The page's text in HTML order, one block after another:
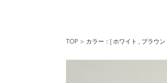
TOP カラー：[ ホワイト , ブラウン